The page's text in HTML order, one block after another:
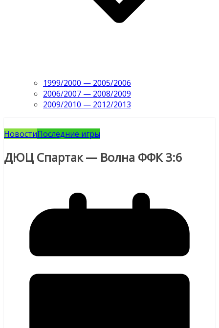
1999/2000 — 2005/2006
2006/2007 — 2008/2009
2009/2010 — 2012/2013
НовостиПоследние игры
ДЮЦ Спартак — Волна ФФК 3:6